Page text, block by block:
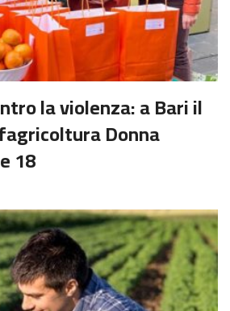
la violenza: a Bari il
Donna
18